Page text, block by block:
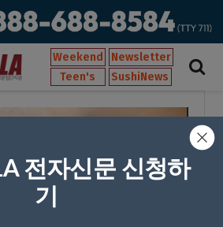
Weekend
Newsletter
Teen's
SushiNews
전자신문 신청하
기